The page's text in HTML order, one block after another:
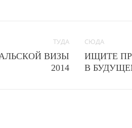
ТУДА
ВИЗЫ
2014
СЮДА
ИЩИТЕ
В